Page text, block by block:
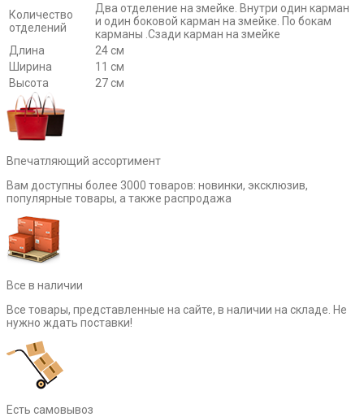
Количество
отделений
Два отделение на змейке. Внутри один карман
и один боковой карман на змейке. По бокам
карманы .Сзади карман на змейке
Длина
24 см
Ширина
11 см
Высота
27 см
Впечатляющий ассортимент
Вам доступны более 3000 товаров: новинки, эксклюзив,
популярные товары, а также распродажа
Все в наличии
Все товары, представленные на сайте, в наличии на складе. Не
нужно ждать поставки!
Есть самовывоз